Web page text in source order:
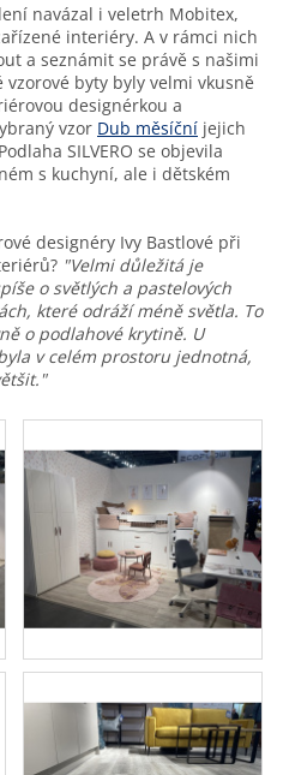
navázal i veletrh Mobitex,
interiéry. A v rámci nich
a seznámit se právě s našimi
vzorové byty byly velmi vkusně
designérkou a
vzor Dub měsíční jejich
SILVERO se objevila
s kuchyní, ale i dětském
designéry Ivy Bastlové při
"Velmi důležitá je
o světlých a pastelových
které odráží méně světla. To
o podlahové krytině. U
v celém prostoru jednotná,